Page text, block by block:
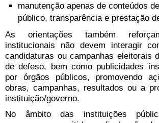
manutenção apenas de conteúdos
público, transparência e prestação
As orientações também
institucionais não devem interagir
candidaturas ou campanhas eleitorais
de defeso, bem como publicidades
por órgãos públicos, promovendo
obras, campanhas, resultados ou a
instituição/governo.
No âmbito das instituições